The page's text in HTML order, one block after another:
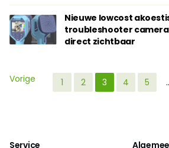
Nieuwe lowcost
troubleshooter
direct zichtbaar
Vorige 1 2 3 4 5
Service